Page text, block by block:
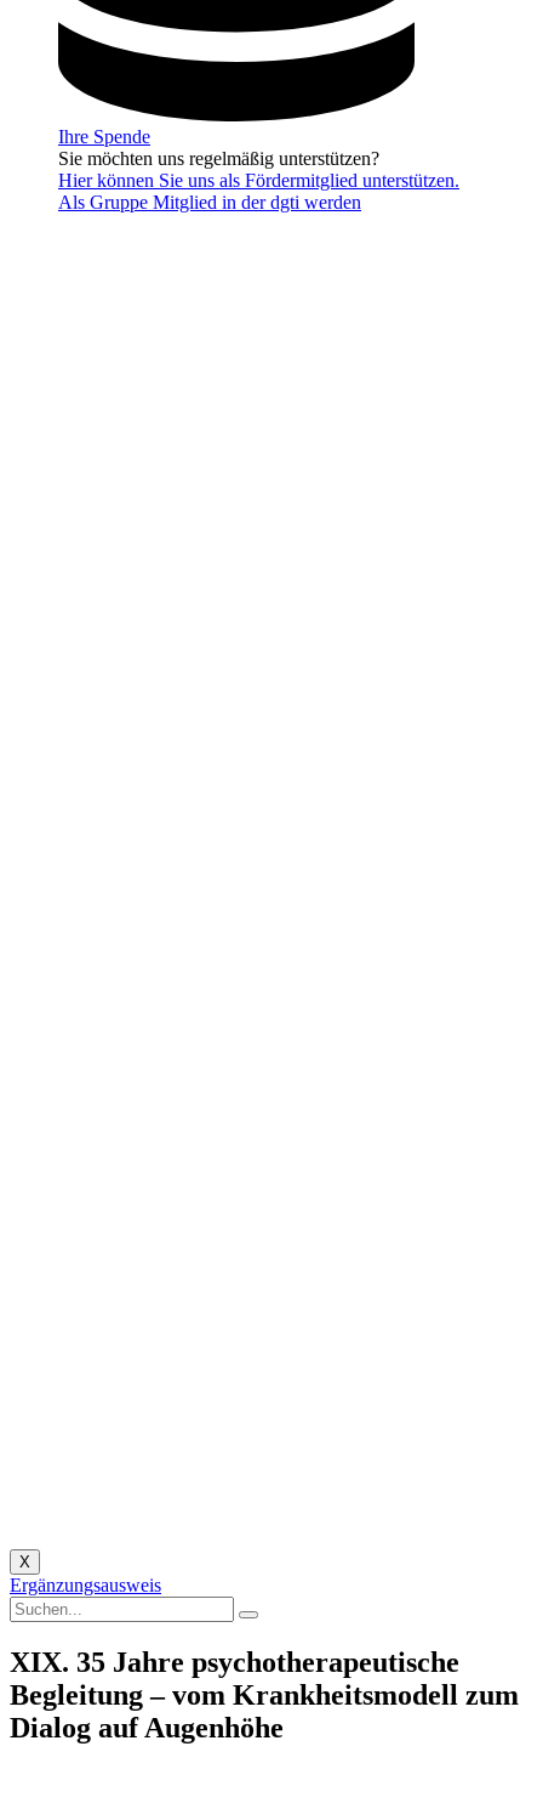
Ihre Spende
Sie möchten uns regelmäßig unterstützen?
Hier können Sie uns als Fördermitglied unterstützen.
Als Gruppe Mitglied in der dgti werden
X
Ergänzungsausweis
XIX. 35 Jahre psychotherapeutische
Begleitung – vom Krankheitsmodell zum
Dialog auf Augenhöhe